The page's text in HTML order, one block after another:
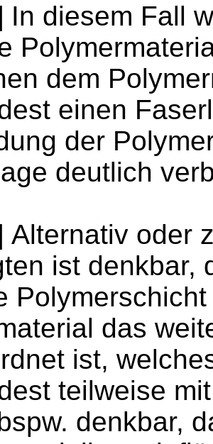
In diesem Fall
dem
einen
der
deutlich
Alternativ oder
ist denkbar,
das
ist,
teilweise
denkbar,